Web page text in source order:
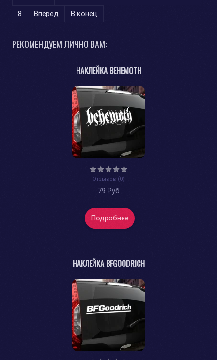
8
Вперед В конец
РЕКОМЕНДУЕМ ЛИЧНО ВАМ:
НАКЛЕЙКА BEHEMOTH
Отзывов (0)
79 Руб
Подробнее
НАКЛЕЙКА BFGOODRICH